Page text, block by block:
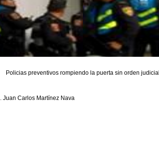
Policias preventivos rompiendo la puerta sin orden judicial
Juan Carlos Martínez Nava